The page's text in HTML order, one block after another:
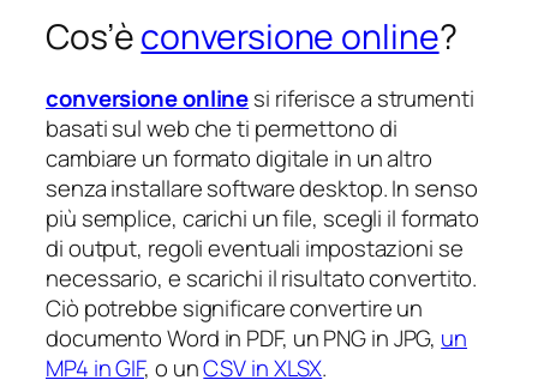
Cos’èconversione online?
conversione onlinesi riferisce a strumenti
basati sul web che ti permettono di
cambiare un formato digitale in un altro
senza installare software desktop. In senso
più semplice, carichi un file, scegli il formato
di output, regoli eventuali impostazioni se
necessario, e scarichi il risultato convertito.
Ciò potrebbe significare convertire un
documento Word in PDF, un PNG in JPG, un
MP4 in GIF, o unCSV in XLSX.